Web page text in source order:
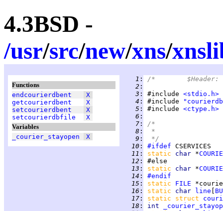
4.3BSD -
/usr/src/new/xns/
Functions
endcourierdbent
X
getcourierdbent
X
setcourierdbent
X
setcourierdbfile
X
Variables
_courier_stayopen
X
   1
:
   2
:
   3
: #include <stdio.h>
   4
: #include
   5
: #include <ctype.h>
   6
:
   7
:
/*
   8
:
*
   9
:
*/
  10
: #ifdef
  11
: static char *
  12
:
  13
: static char *
  14
:
#endif
  15
: static FILE
  16
: static char line
  17
: static struct
  18
: int